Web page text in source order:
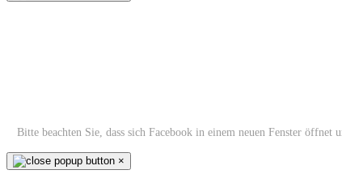
Bitte beachten Sie, dass sich Facebook in einem neuen Fenster
×